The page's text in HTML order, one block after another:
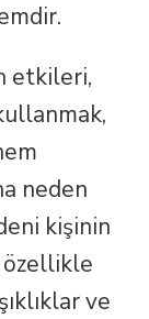
etkileri,
neden
kişinin
özellikle
ve